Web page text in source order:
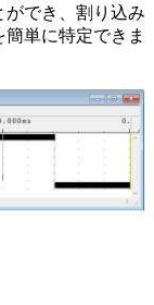
ができ、割り込み
単に特定できま